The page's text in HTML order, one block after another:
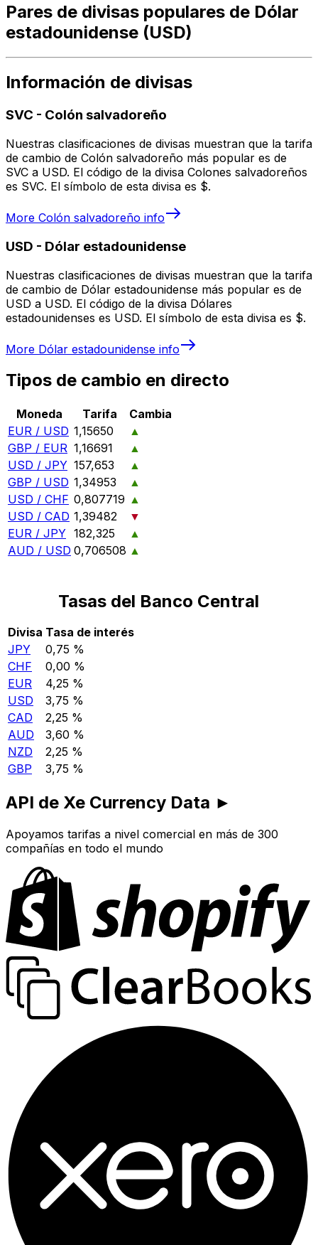
Pares de divisas populares de Dólar
estadounidense (USD)
Información de divisas
SVC - Colón salvadoreño
Nuestras clasificaciones de divisas muestran que la tarifa
de cambio de Colón salvadoreño más popular es de
SVC a USD. El código de la divisa Colones salvadoreños
es SVC. El símbolo de esta divisa es $.
More Colón salvadoreño info
USD - Dólar estadounidense
Nuestras clasificaciones de divisas muestran que la tarifa
de cambio de Dólar estadounidense más popular es de
USD a USD. El código de la divisa Dólares
estadounidenses es USD. El símbolo de esta divisa es $.
More Dólar estadounidense info
Tipos de cambio en directo
Moneda Tarifa
Cambia
EUR / USD 1,15650
▲
GBP / EUR 1,16691
▲
USD / JPY 157,653
▲
GBP / USD 1,34953
▲
USD / CHF 0,807719 ▲
USD / CAD 1,39482
▼
EUR / JPY 182,325
▲
AUD / USD 0,706508 ▲
Tasas del Banco Central
Divisa Tasa de interés
JPY
0,75 %
CHF
0,00 %
EUR
4,25 %
USD
3,75 %
CAD
2,25 %
AUD
3,60 %
NZD
2,25 %
GBP
3,75 %
API de Xe Currency Data ►
Apoyamos tarifas a nivel comercial en más de 300
compañías en todo el mundo